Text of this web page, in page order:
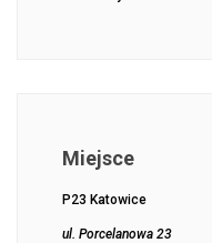
Miejsce
P23 Katowice
ul. Porcelanowa 23